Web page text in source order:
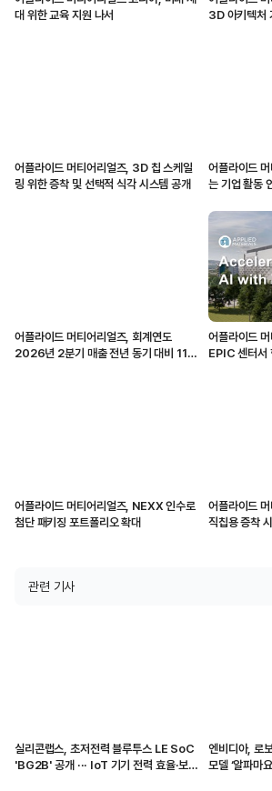
대 위한 교육 지원 나서
3D 아키텍처
어플라이드 머티어리얼즈, 3D 칩 스케일
링 위한 증착 및 선택적 식각 시스템 공개
어플라이드
는 기업 활동
어플라이드 머티어리얼즈, 회계연도
2026년 2분기 매출 전년 동기 대비 11%
어플라이드
EPIC 센터서
어플라이드 머티어리얼즈, NEXX 인수로
첨단 패키징 포트폴리오 확대
어플라이드
직칩용 증착
관련 기사
실리콘랩스, 초저전력 블루투스 LE SoC
'BG2B' 공개 ··· IoT 기기 전력 효율·보안
엔비디아, 로
모델 ‘알파마